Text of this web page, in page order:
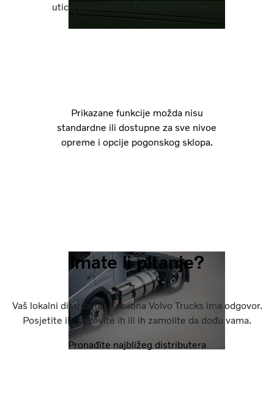
uticaj na okolinu u transportnom lancu.
Prikazane funkcije možda nisu
standardne ili dostupne za sve nivoe
opreme i opcije pogonskog sklopa.
Imate li pitanje?
Vaš lokalni distributer kamiona Volvo Trucks ima odgovor.
Posjetite ih, nazovite ih ili ih zamolite da dođu vama.
Pronađite najbližeg distributera